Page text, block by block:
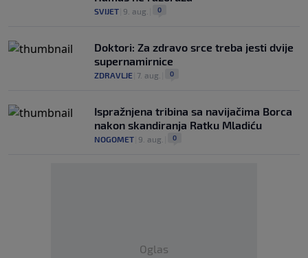
SVIJET 9. aug. 0
Doktori: Za zdravo srce treba jesti dvije
supernamirnice
ZDRAVLJE 7. aug. 0
Ispražnjena tribina sa navijačima Borca
nakon skandiranja Ratku Mladiću
NOGOMET 9. aug. 0
Oglas